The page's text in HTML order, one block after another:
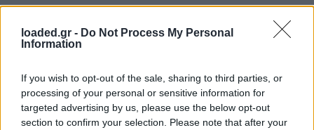
loaded.gr - Do Not Process My Personal
Information
If you wish to opt-out of the sale, sharing to third parties, or
processing of your personal or sensitive information for
targeted advertising by us, please use the below opt-out
section to confirm your selection. Please note that after your
Design by humeandmargie.gr